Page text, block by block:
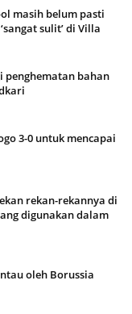
masih belum pasti
sulit’ di Villa
penghematan bahan
3-0 untuk mencapai
rekan-rekannya di
digunakan dalam
oleh Borussia